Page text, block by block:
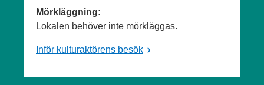
Mörkläggning:
Lokalen behöver inte mörkläggas.
Inför kulturaktörens besök